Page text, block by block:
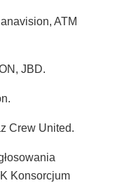
ATM
JBD.
Crew United.
Konsorcjum